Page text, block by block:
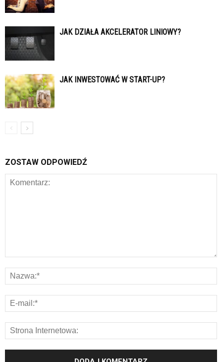
JAK DZIAŁA AKCELERATOR LINIOWY?
JAK INWESTOWAĆ W START-UP?
ZOSTAW ODPOWIEDŹ